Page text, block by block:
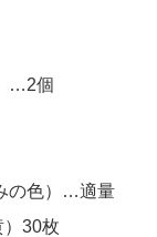
…2個
の色）…適量
30枚